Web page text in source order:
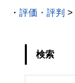
・ 評価・評判 >
検索